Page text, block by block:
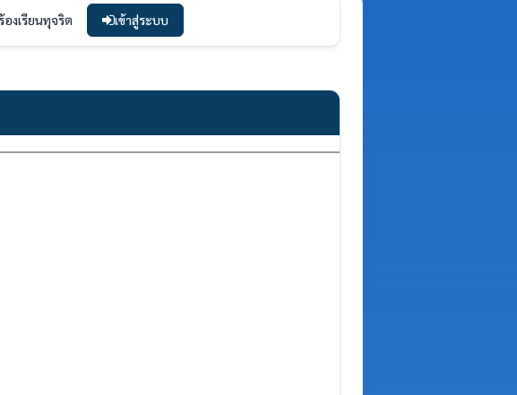
องเรียนทุจริต เข้าสู่ระบบ